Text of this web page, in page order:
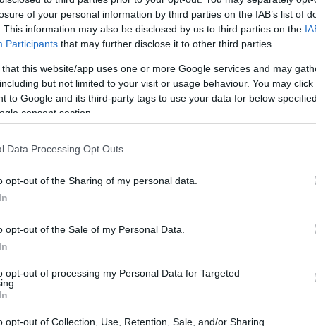
of your personal information by third parties on the IAB’s list of
This information may also be disclosed by us to third parties on the
Participants that may further disclose it to other third parties.
that this website/app uses one or more Google services and may
but not limited to your visit or usage behaviour. You may
to Google and its third-party tags to use your data for below
consent section.
Data Processing Opt Outs
opt-out of the Sharing of my personal data.
opt-out of the Sale of my Personal Data.
opt-out of processing my Personal Data for Targeted
opt-out of Collection, Use, Retention, Sale, and/or Sharing
Receita em dezembro de 2026 terminou com a
Posteriormente, um dos detidos foi liberado
reconheceram um equívoco. Vídeos de câmeras de
servidor da Receita segurando um fuzil com o dedo
fato que chamou a atenção da PF.
em maio de 2026, com servidores da Receita
As duas situações levaram à abertura de
as ações comprometeram investigações em
administrativas da Receita.